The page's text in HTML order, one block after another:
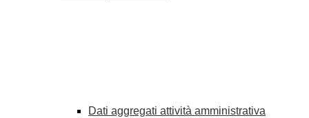
Dati aggregati attività amministrativa